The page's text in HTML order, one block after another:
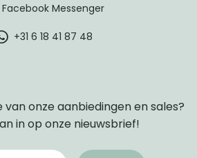
Facebook Messenger
+31 6 18 41 87 48
onze aanbiedingen en sales?
in op onze nieuwsbrief!